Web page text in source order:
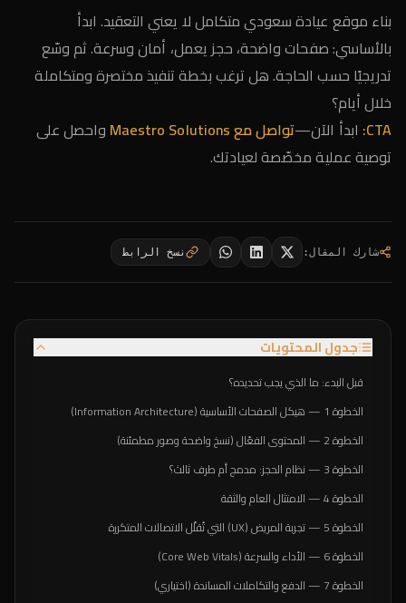
بناء موقع عيادة سعودي متكامل لا يعني التعقيد. ابدأ
بالأساسي: صفحات واضحة، حجز يعمل، أمان وسرعة. ثم وسّع
تدريجيًا حسب الحاجة. هل ترغب بخطة تنفيذ مختصرة ومتكاملة
خلال أيام؟
CTA: ابدأ الآن—تواصل مع Maestro Solutions
واحصل على
توصية عملية مخصّصة لعيادتك.
شارك المقال: نسخ الرابط
جدول المحتويات
قبل البدء: ما الذي يجب تحديده؟
الخطوة 1 — هيكل الصفحات الأساسية (Information Architecture)
الخطوة 2 — المحتوى الفعّال (نسخ واضحة وصور مطمئنة)
الخطوة 3 — نظام الحجز: مدمج أم طرف ثالث؟
الخطوة 4 — الامتثال العام والثقة
الخطوة 5 — تجربة المريض (UX) التي تُقلّل الاتصالات المتكررة
الخطوة 6 — الأداء والسرعة (Core Web Vitals)
الخطوة 7 — الدفع والتكاملات المساندة (اختياري)